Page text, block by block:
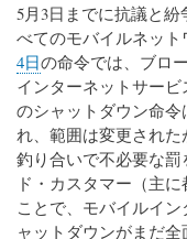
5月3日までに抗議と
べてのモバイルネッ
4日の命令では、ブロ
インターネットサー
のシャットダウン命
れ、範囲は変更され
釣り合いで不必要な
ド・カスタマー（主
ことで、モバイルイ
ャットダウンがまだ